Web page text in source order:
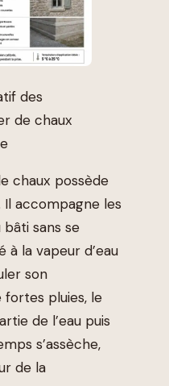
des
de chaux
chaux possède
Il accompagne les
sans se
à la vapeur d’eau
son
fortes pluies, le
de l’eau puis
s’assèche,
de la